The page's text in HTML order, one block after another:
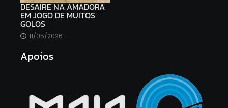
DESAIRE NA AMADORA
EM JOGO DE MUITOS
GOLOS
11/05/2026
Apoios